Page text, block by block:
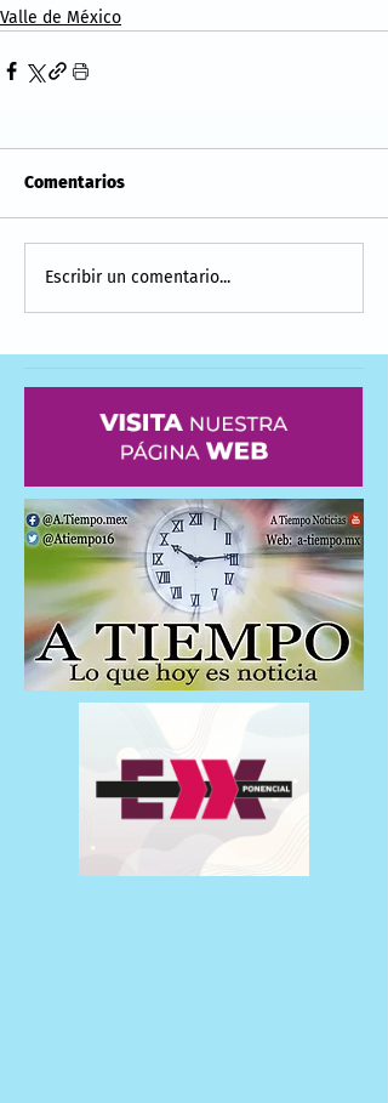
Valle de México
Comentarios
Escribir un comentario...